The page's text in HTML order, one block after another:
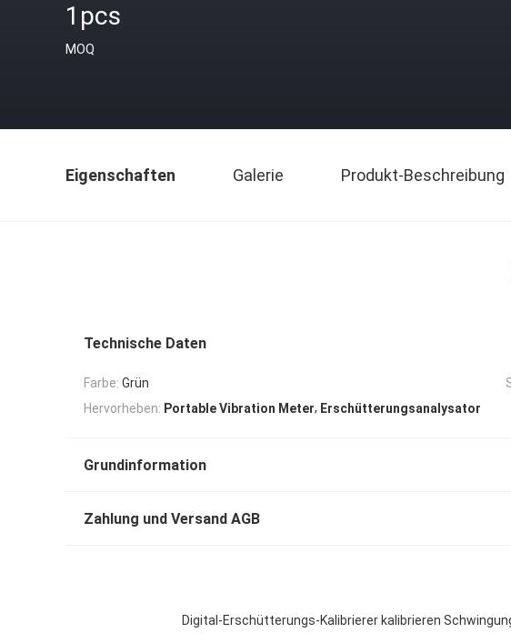
1pcs
MOQ
Eigenschaften Galerie Produkt-Beschreibung
Technische Daten
Farbe: Grün
Hervorheben: Portable Vibration Meter, Erschütterungsanalysator
Grundinformation
Zahlung und Versand AGB
Digital-Erschütterungs-Kalibrierer kalibrieren